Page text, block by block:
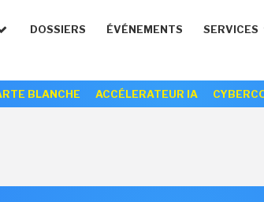
DOSSIERS ÉVÉNEMENTS SERVICES
BLANCHE ACCÉLERATEUR IA